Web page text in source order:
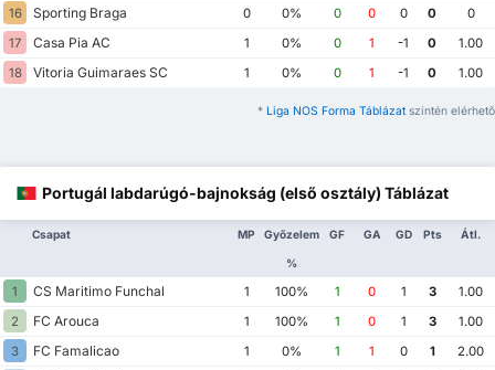
16
Sporting Braga 0 0% 0 0 0 0
0
17
Casa Pia AC 1 0% 0 1 -1 0
1.00
18
Vitoria Guimaraes SC 1 0% 0 1 -1 0 1.00
* Liga NOS Forma Táblázat szintén elérhető
Portugál labdarúgó-bajnokság (első osztály) Táblázat
Csapat MP Győzelem
%
GF GA GD Pts Átl.
1 CS Maritimo Funchal 1 100% 1 0 1 3
1.00
2
FC Arouca 1 100% 1 0 1 3
1.00
3
FC Famalicao 1 0% 1 1 0 1
2.00